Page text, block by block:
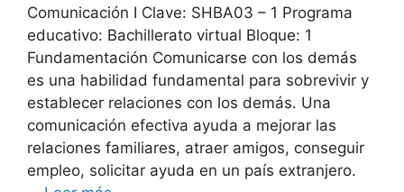
Comunicación I Clave: SHBA03 – 1 Programa
educativo: Bachillerato virtual Bloque: 1
Fundamentación Comunicarse con los demás
es una habilidad fundamental para sobrevivir y
establecer relaciones con los demás. Una
comunicación efectiva ayuda a mejorar las
relaciones familiares, atraer amigos, conseguir
empleo, solicitar ayuda en un país extranjero.